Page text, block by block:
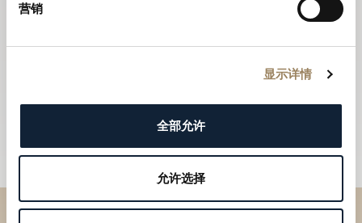
营销
显示详情
全部允许
允许选择